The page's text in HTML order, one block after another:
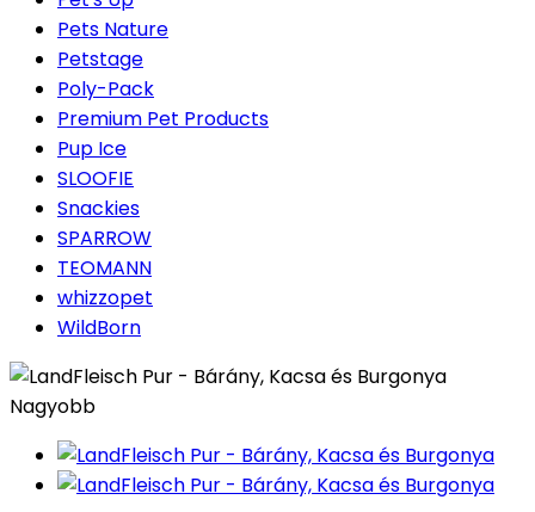
Pets Nature
Petstage
Poly-Pack
Premium Pet Products
Pup Ice
SLOOFIE
Snackies
SPARROW
TEOMANN
whizzopet
WildBorn
Nagyobb